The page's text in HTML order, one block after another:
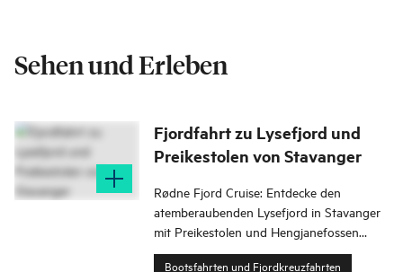
Sehen und Erleben
Fjordfahrt zu Lysefjord und
Preikestolen von Stavanger
Rødne Fjord Cruise: Entdecke den
atemberaubenden Lysefjord in Stavanger
mit Preikestolen und Hengjanefossen
Wasserfall. Ein absolutes Muss!
Bootsfahrten und Fjordkreuzfahrten